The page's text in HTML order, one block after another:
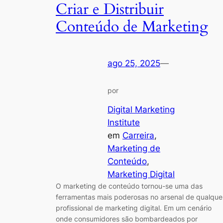
Criar e Distribuir
Conteúdo de Marketing
ago 25, 2025—
por
Digital Marketing
Institute
em Carreira
Marketing de
Conteúdo
Marketing Digital
O marketing de conteúdo tornou-se uma das
ferramentas mais poderosas no arsenal de
profissional de marketing digital. Em um cenário
onde consumidores são bombardeados por